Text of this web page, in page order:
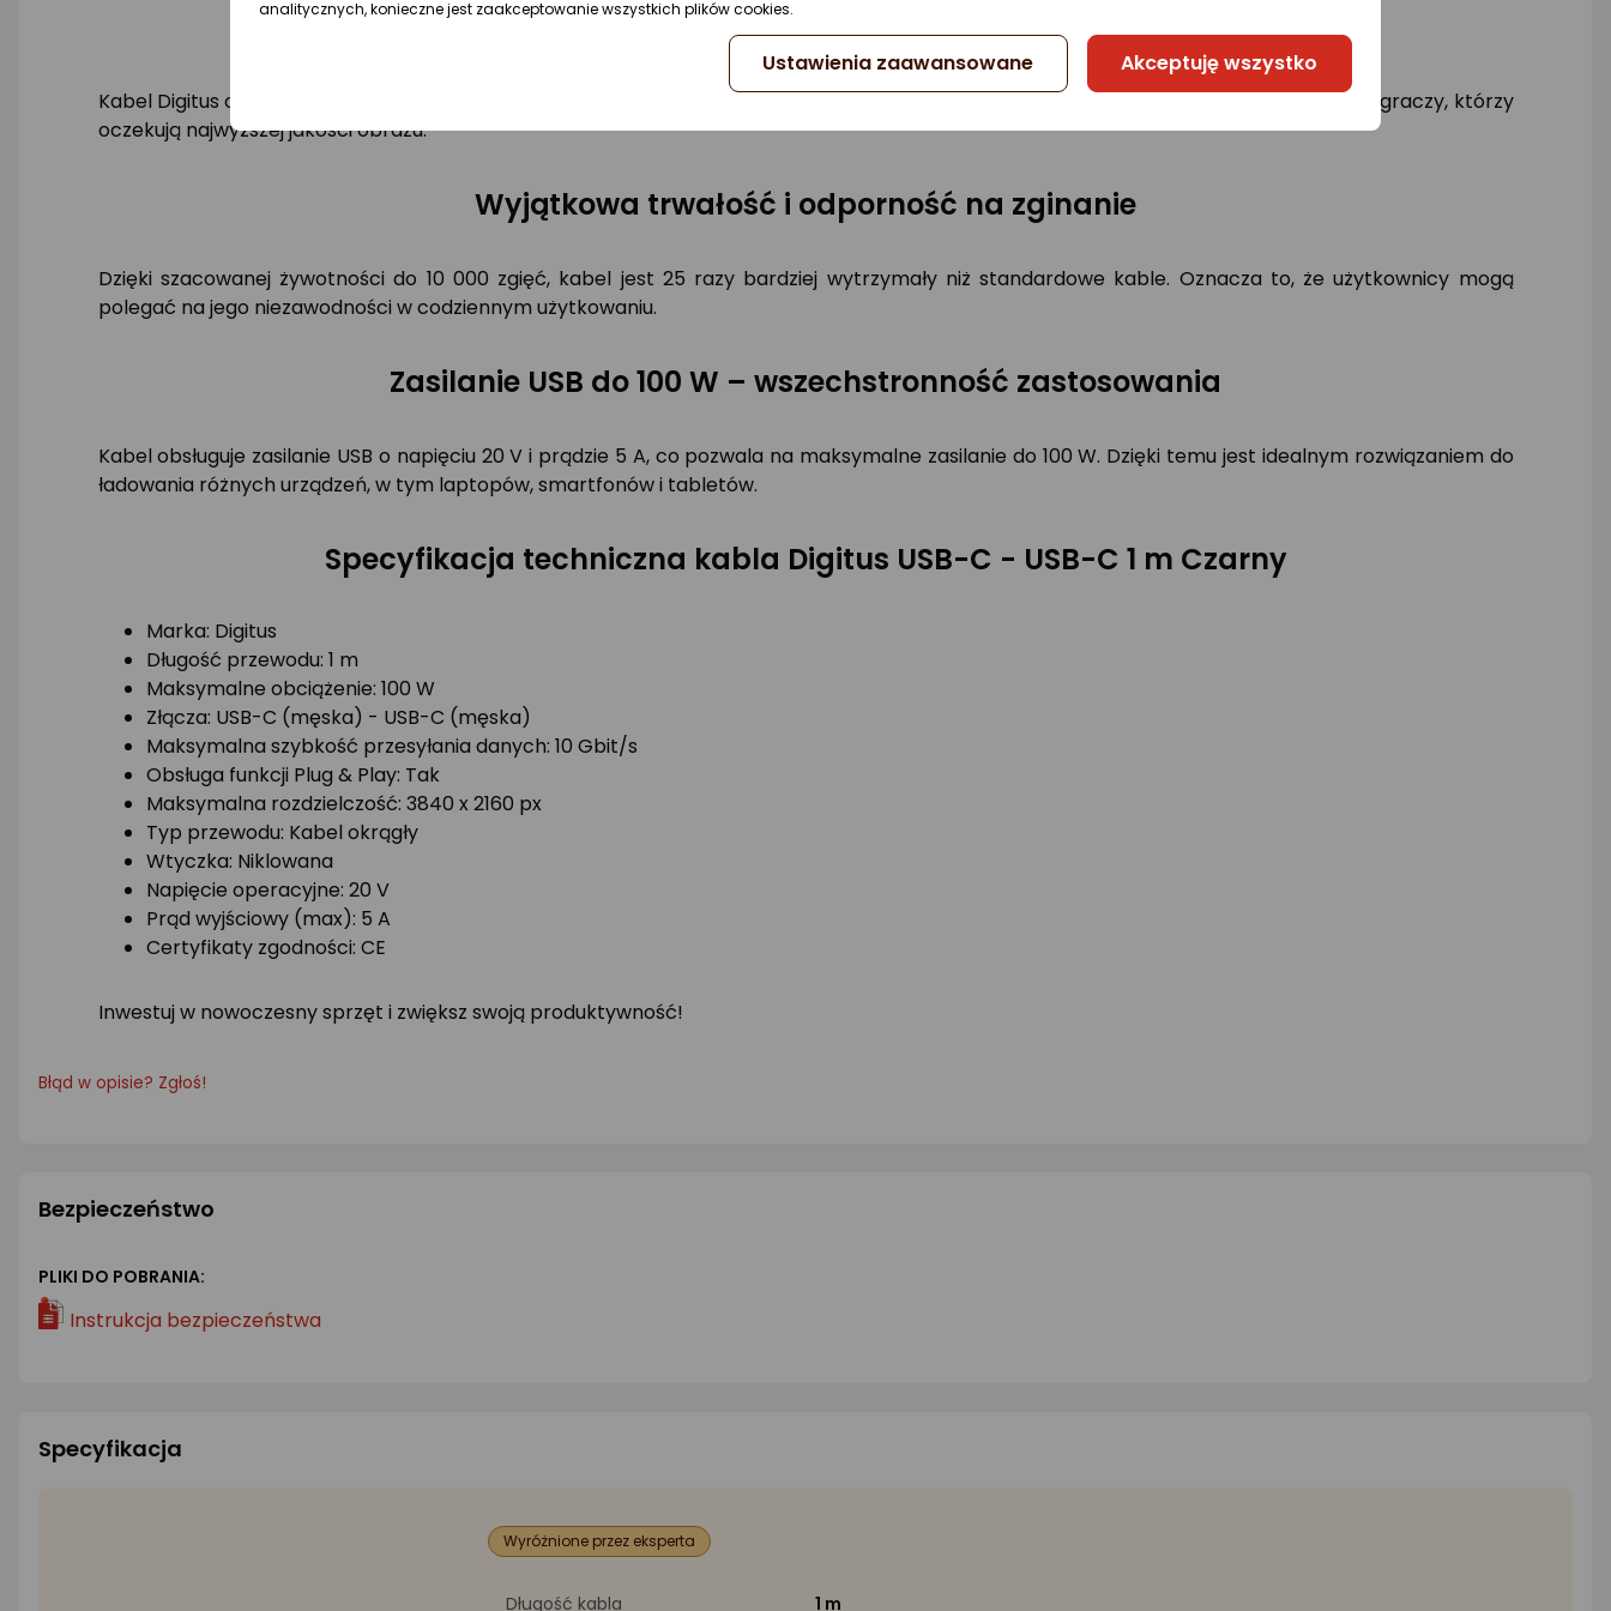
Obsługa rozdzielczości 4K przy 60Hz
Kabel Digitus obsługuje transmisję wideo w rozdzielczości 4K przy 60Hz, co czyni go idealnym wyborem dla miłośników multimediów oraz graczy, którzy
oczekują najwyższej jakości obrazu.
Wyjątkowa trwałość i odporność na zginanie
Dzięki szacowanej żywotności do 10 000 zgięć, kabel jest 25 razy bardziej wytrzymały niż standardowe kable. Oznacza to, że użytkownicy mogą
polegać na jego niezawodności w codziennym użytkowaniu.
Zasilanie USB do 100 W – wszechstronność zastosowania
Kabel obsługuje zasilanie USB o napięciu 20 V i prądzie 5 A, co pozwala na maksymalne zasilanie do 100 W. Dzięki temu jest idealnym rozwiązaniem do
ładowania różnych urządzeń, w tym laptopów, smartfonów i tabletów.
Specyfikacja techniczna kabla Digitus USB-C - USB-C 1 m Czarny
Marka: Digitus
Długość przewodu: 1 m
Maksymalne obciążenie: 100 W
Złącza: USB-C (męska) - USB-C (męska)
Maksymalna szybkość przesyłania danych: 10 Gbit/s
Obsługa funkcji Plug & Play: Tak
Maksymalna rozdzielczość: 3840 x 2160 px
Typ przewodu: Kabel okrągły
Wtyczka: Niklowana
Napięcie operacyjne: 20 V
Prąd wyjściowy (max): 5 A
Certyfikaty zgodności: CE
Inwestuj w nowoczesny sprzęt i zwiększ swoją produktywność!
Błąd w opisie? Zgłoś!
Bezpieczeństwo
PLIKI DO POBRANIA:
Instrukcja bezpieczeństwa
Specyfikacja
Wyróżnione przez eksperta
Długość kabla 1 m
analitycznych, konieczne jest zaakceptowanie wszystkich plików cookies.
Ustawienia zaawansowane Akceptuję wszystko